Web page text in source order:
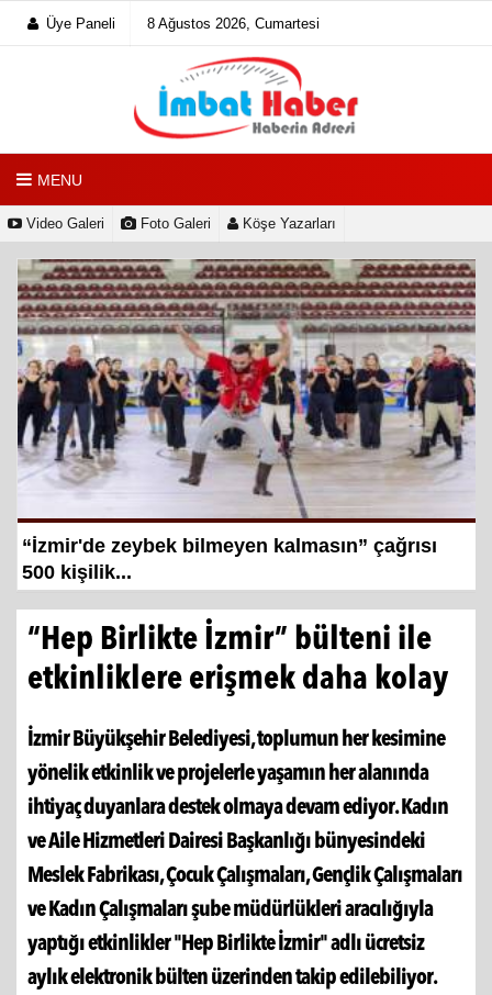
Üye Paneli 8 Ağustos 2026, Cumartesi
MENU
Video Galeri Foto Galeri Köşe Yazarları
Hayat kurtaran baba, kızını kortlarda
şampiyonluğa hazırlıyor
“Hep Birlikte İzmir” bülteni ile
etkinliklere erişmek daha kolay
İzmir Büyükşehir Belediyesi, toplumun her kesimine
yönelik etkinlik ve projelerle yaşamın her alanında
ihtiyaç duyanlara destek olmaya devam ediyor. Kadın
ve Aile Hizmetleri Dairesi Başkanlığı bünyesindeki
Meslek Fabrikası, Çocuk Çalışmaları, Gençlik Çalışmaları
ve Kadın Çalışmaları şube müdürlükleri aracılığıyla
yaptığı etkinlikler "Hep Birlikte İzmir" adlı ücretsiz
aylık elektronik bülten üzerinden takip edilebiliyor.